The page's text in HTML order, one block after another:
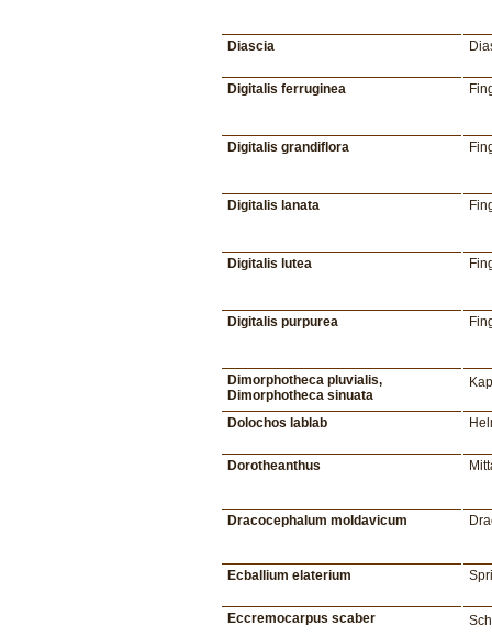
Diascia
Digitalis ferruginea
Digitalis grandiflora
Digitalis lanata
Digitalis lutea
Digitalis purpurea
Dimorphotheca pluvialis,
Dimorphotheca sinuata
Dolochos lablab
Dorotheanthus
Dracocephalum moldavicum
Ecballium elaterium
Eccremocarpus scaber